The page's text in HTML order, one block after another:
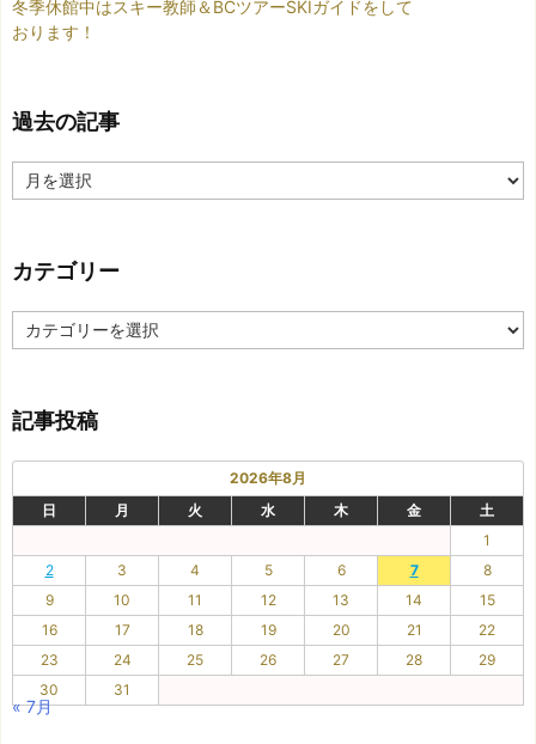
冬季休館中はスキー教師＆BCツアーSKIガイドをして
おります！
過去の記事
去
事
カテゴリー
カ
テ
ー
記事投稿
2026年8月
日
月 火 水 木 金
土
1
2
3 4 5 6 7
8
9
10 11 12 13 14
15
16
17 18 19 20 21
22
23
24 25 26 27 28
29
30
31
« 7月